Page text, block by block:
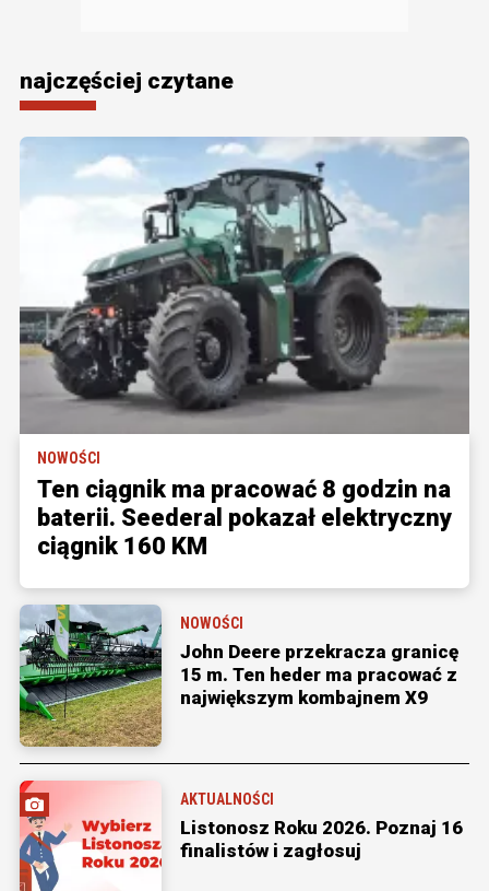
najczęściej czytane
NOWOŚCI
Ten ciągnik ma pracować 8 godzin na
baterii. Seederal pokazał elektryczny
ciągnik 160 KM
NOWOŚCI
John Deere przekracza granicę
15 m. Ten heder ma pracować z
największym kombajnem X9
AKTUALNOŚCI
Listonosz Roku 2026. Poznaj 16
finalistów i zagłosuj